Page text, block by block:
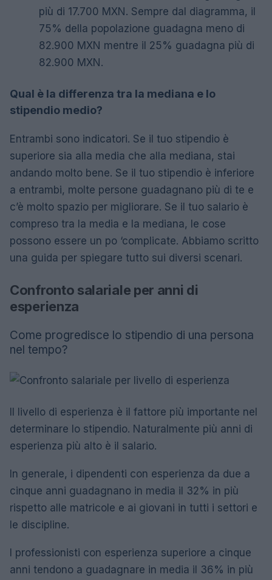
più di 17.700 MXN. Sempre dal diagramma, il
75% della popolazione guadagna meno di
82.900 MXN mentre il 25% guadagna più di
82.900 MXN.
Qual è la differenza tra la mediana e lo
stipendio medio?
Entrambi sono indicatori. Se il tuo stipendio è
superiore sia alla media che alla mediana, stai
andando molto bene. Se il tuo stipendio è inferiore
a entrambi, molte persone guadagnano più di te e
c’è molto spazio per migliorare. Se il tuo salario è
compreso tra la media e la mediana, le cose
possono essere un po ‘complicate. Abbiamo scritto
una guida per spiegare tutto sui diversi scenari.
Confronto salariale per anni di
esperienza
Come progredisce lo stipendio di una persona
nel tempo?
Il livello di esperienza è il fattore più importante nel
determinare lo stipendio. Naturalmente più anni di
esperienza più alto è il salario.
In generale, i dipendenti con esperienza da due a
cinque anni guadagnano in media il 32% in più
rispetto alle matricole e ai giovani in tutti i settori e
le discipline.
I professionisti con esperienza superiore a cinque
anni tendono a guadagnare in media il 36% in più